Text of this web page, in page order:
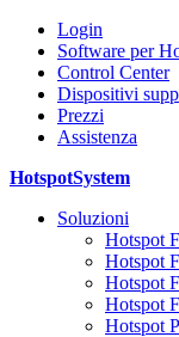
Login
Software per
Control Center
Dispositivi
Prezzi
Assistenza
HotspotSystem
Soluzioni
Hotspot
Hotspot
Hotspot
Hotspot
Hotspot